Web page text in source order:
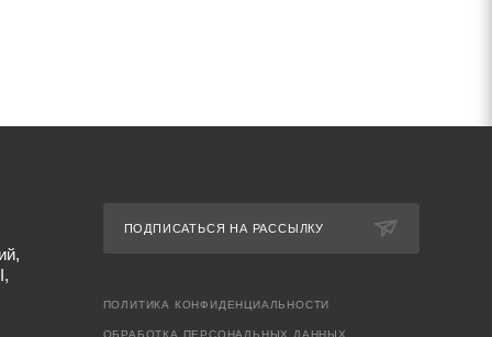
ПОДПИСАТЬСЯ НА РАССЫЛКУ
ПОЛИТИКА КОНФИДЕНЦИАЛЬНОСТИ
ОБРАБОТКА ПЕРСОНАЛЬНЫХ ДАННЫХ